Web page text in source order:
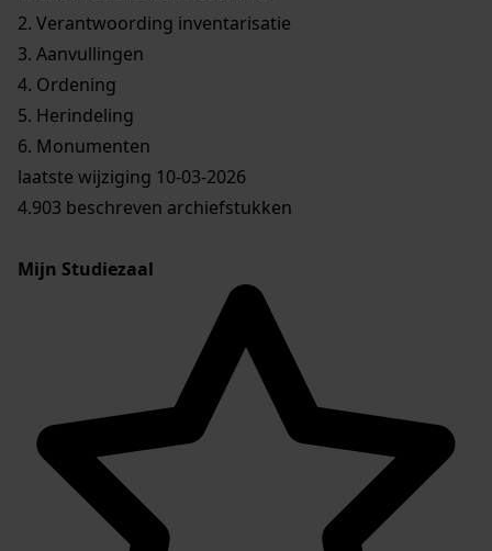
2. Verantwoording inventarisatie
3. Aanvullingen
4. Ordening
5. Herindeling
6. Monumenten
laatste wijziging 10-03-2026
4.903 beschreven archiefstukken
Mijn Studiezaal